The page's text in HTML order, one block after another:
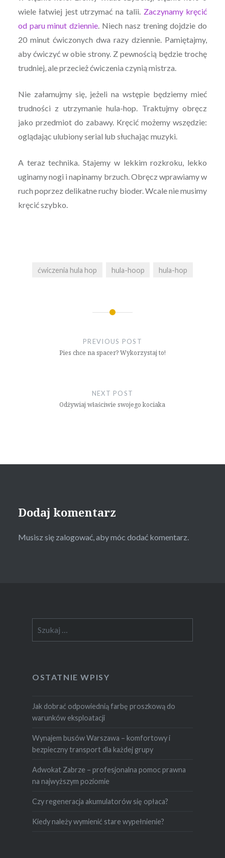
wiele łatwiej jest utrzymać na talii. Zaczynamy kręcić
od paru minut dziennie. Niech nasz trening dojdzie do
20 minut ćwiczonych dwa razy dziennie. Pamiętajmy,
aby ćwiczyć w obie strony. Z pewnością będzie trochę
trudniej, ale przecież ćwiczenia czynią mistrza.
Nie załamujmy się, jeżeli na wstępie będziemy mieć
trudności z utrzymanie hula-hop. Traktujmy obręcz
jako przedmiot do zabawy. Kręcić możemy wszędzie:
oglądając ulubiony serial lub słuchając muzyki.
A teraz technika. Stajemy w lekkim rozkroku, lekko
uginamy nogi i napinamy brzuch. Obręcz wprawiamy w
ruch poprzez delikatne ruchy bioder. Wcale nie musimy
kręcić szybko.
ćwiczenia hula hop hula-hoop hula-hop
PREVIOUS POST
Pies chce na spacer? Wykorzystaj to!
NEXT POST
Odżywiaj właściwie swojego kociaka
Dodaj komentarz
Musisz się zalogować, aby móc dodać komentarz.
OSTATNIE WPISY
Jak dobrać odpowiednią farbę proszkową do
warunków eksploatacji
Wynajem busów Warszawa – komfortowy i
bezpieczny transport dla każdej grupy
Adwokat Zabrze – profesjonalna pomoc prawna
na najwyższym poziomie
Czy regeneracja akumulatorów się opłaca?
Kiedy należy wymienić stare wypełnienie?